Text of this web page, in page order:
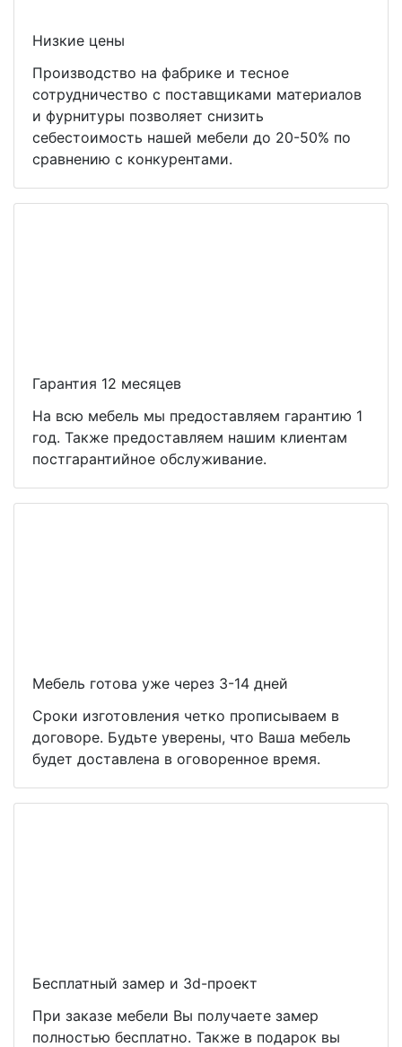
Низкие цены
Производство на фабрике и тесное
сотрудничество с поставщиками материалов
и фурнитуры позволяет снизить
себестоимость нашей мебели до 20-50% по
сравнению с конкурентами.
Гарантия 12 месяцев
На всю мебель мы предоставляем гарантию 1
год. Также предоставляем нашим клиентам
постгарантийное обслуживание.
Мебель готова уже через 3-14 дней
Сроки изготовления четко прописываем в
договоре. Будьте уверены, что Ваша мебель
будет доставлена в оговоренное время.
Бесплатный замер и 3d-проект
При заказе мебели Вы получаете замер
полностью бесплатно. Также в подарок вы